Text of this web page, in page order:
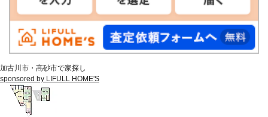
加古川市・高砂市で家探し
sponsored by LIFULL HOME'S